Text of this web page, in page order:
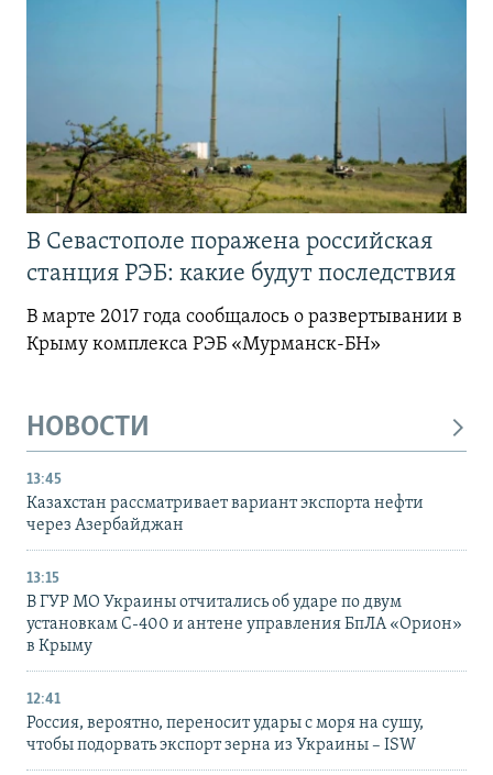
В Севастополе поражена российская
станция РЭБ: какие будут последствия
В марте 2017 года сообщалось о развертывании в
Крыму комплекса РЭБ «Мурманск-БН»
НОВОСТИ
13:45
Казахстан рассматривает вариант экспорта нефти
через Азербайджан
13:15
В ГУР МО Украины отчитались об ударе по двум
установкам С-400 и антене управления БпЛА «Орион»
в Крыму
12:41
Россия, вероятно, переносит удары с моря на сушу,
чтобы подорвать экспорт зерна из Украины – ISW